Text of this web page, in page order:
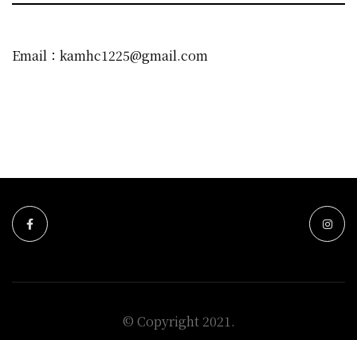
Email：kamhc1225@gmail.com
© Copyright 2021.